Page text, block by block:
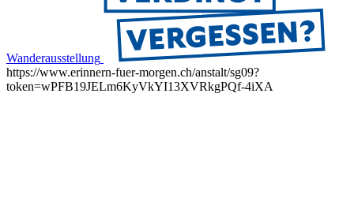
Wanderausstellung
https://www.erinnern-fuer-morgen.ch/anstalt/sg09?
token=wPFB19JELm6KyVkYI13XVRkgPQf-4iXA